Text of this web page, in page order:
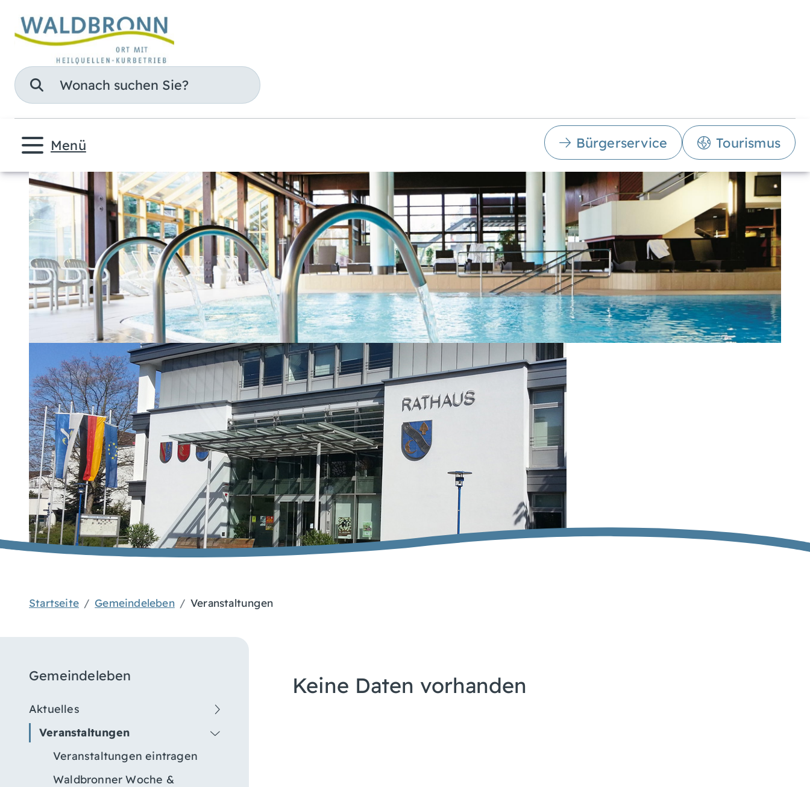
Suche
Menü Bürgerservice Tourismus
Startseite Gemeindeleben Veranstaltungen
Gemeindeleben
Aktuelles
Veranstaltungen
Veranstaltungen eintragen
Waldbronner Woche &
Keine Daten vorhanden